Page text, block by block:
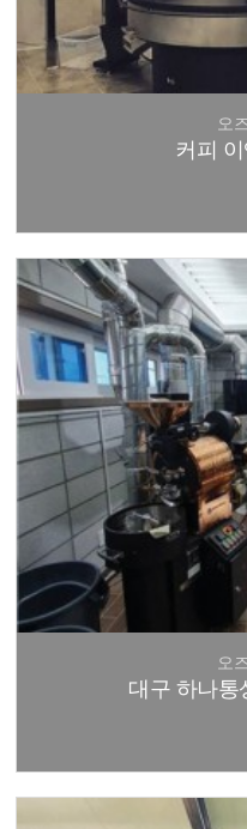
오
커피
오
대구 하나통